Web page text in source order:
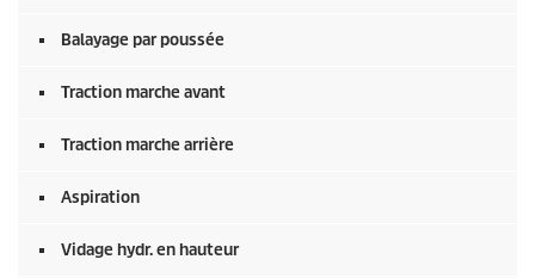
Balayage par poussée
Traction marche avant
Traction marche arrière
Aspiration
Vidage hydr. en hauteur